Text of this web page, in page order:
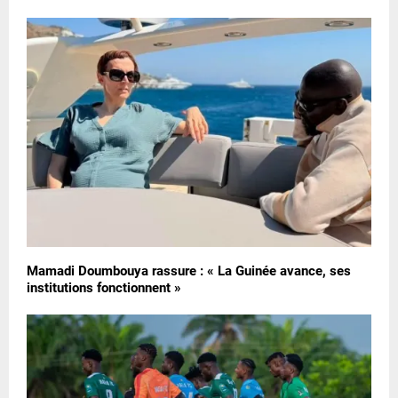
Mamadi Doumbouya rassure : « La Guinée avance, ses
institutions fonctionnent »